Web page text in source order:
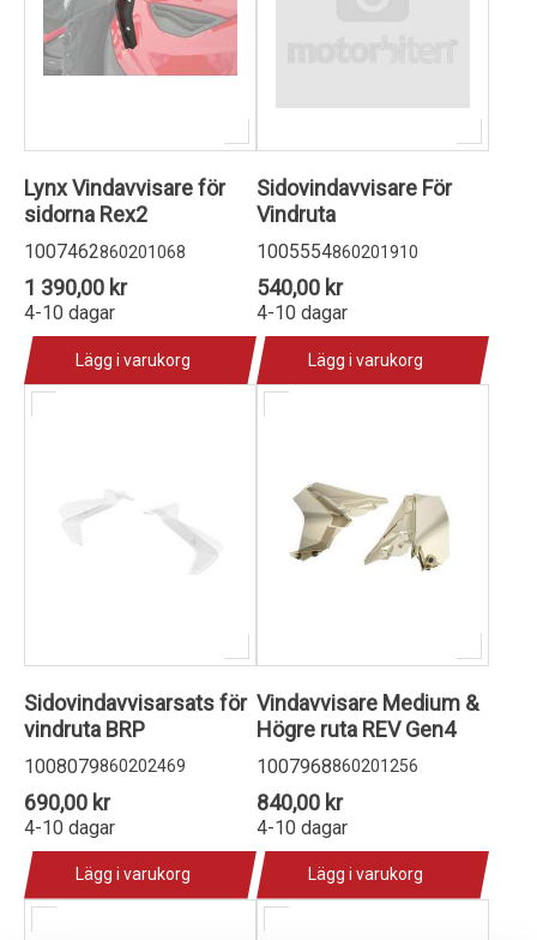
Lynx Vindavvisare för
sidorna Rex2
1007462860201068
1 390,00 kr
4-10 dagar
Lägg i varukorg
Sidovindavvisare För
Vindruta
1005554860201910
540,00 kr
4-10 dagar
Lägg i varukorg
Sidovindavvisarsats för
vindruta BRP
1008079860202469
690,00 kr
4-10 dagar
Lägg i varukorg
Vindavvisare Medium &
Högre ruta REV Gen4
1007968860201256
840,00 kr
4-10 dagar
Lägg i varukorg